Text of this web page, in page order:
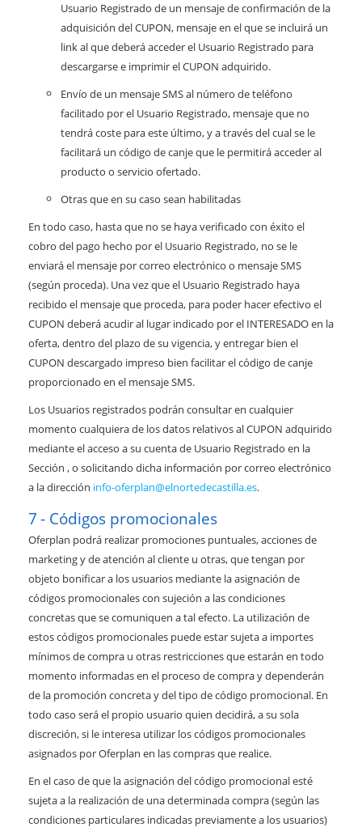
Usuario Registrado de un mensaje de confirmación de la
adquisición del CUPON, mensaje en el que se incluirá un
link al que deberá acceder el Usuario Registrado para
descargarse e imprimir el CUPON adquirido.
Envío de un mensaje SMS al número de teléfono
facilitado por el Usuario Registrado, mensaje que no
tendrá coste para este último, y a través del cual se le
facilitará un código de canje que le permitirá acceder al
producto o servicio ofertado.
Otras que en su caso sean habilitadas
En todo caso, hasta que no se haya verificado con éxito el
cobro del pago hecho por el Usuario Registrado, no se le
enviará el mensaje por correo electrónico o mensaje SMS
(según proceda). Una vez que el Usuario Registrado haya
recibido el mensaje que proceda, para poder hacer efectivo el
CUPON deberá acudir al lugar indicado por el INTERESADO en la
oferta, dentro del plazo de su vigencia, y entregar bien el
CUPON descargado impreso bien facilitar el código de canje
proporcionado en el mensaje SMS.
Los Usuarios registrados podrán consultar en cualquier
momento cualquiera de los datos relativos al CUPON adquirido
mediante el acceso a su cuenta de Usuario Registrado en la
Sección , o solicitando dicha información por correo electrónico
a la dirección info-oferplan@elnortedecastilla.es.
Códigos promocionales
Oferplan podrá realizar promociones puntuales, acciones de
marketing y de atención al cliente u otras, que tengan por
objeto bonificar a los usuarios mediante la asignación de
códigos promocionales con sujeción a las condiciones
concretas que se comuniquen a tal efecto. La utilización de
estos códigos promocionales puede estar sujeta a importes
mínimos de compra u otras restricciones que estarán en todo
momento informadas en el proceso de compra y dependerán
de la promoción concreta y del tipo de código promocional. En
todo caso será el propio usuario quien decidirá, a su sola
discreción, si le interesa utilizar los códigos promocionales
asignados por Oferplan en las compras que realice.
En el caso de que la asignación del código promocional esté
sujeta a la realización de una determinada compra (según las
condiciones particulares indicadas previamente a los usuarios)